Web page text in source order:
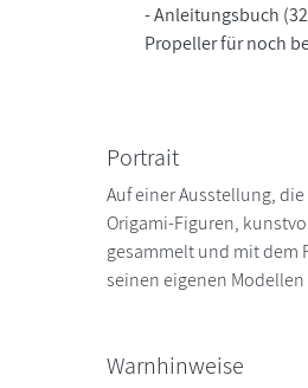
- Anleitungsbuch
Propeller für noch
Portrait
Auf einer Ausstellung,
Origami-Figuren,
gesammelt und mit dem
seinen eigenen
Warnhinweise